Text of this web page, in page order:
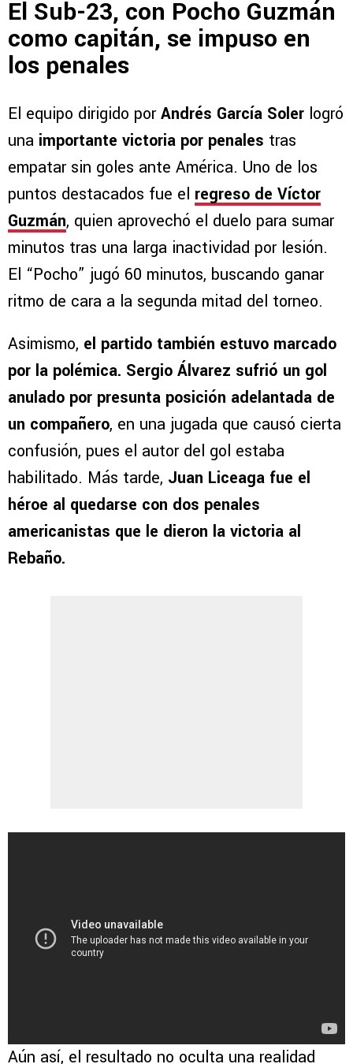
El Sub-23, con Pocho Guzmán
como capitán, se impuso en
los penales
El equipo dirigido porAndrés García Soler logró
una importante victoria por penales tras
empatar sin goles ante América. Uno de los
puntos destacados fue el regreso de Víctor
Guzmán, quien aprovechó el duelo para sumar
minutos tras una larga inactividad por lesión.
El “Pocho” jugó 60 minutos, buscando ganar
ritmo de cara a la segunda mitad del torneo.
Asimismo, el partido también estuvo marcado
por la polémica. Sergio Álvarez sufrió un gol
anulado por presunta posición adelantada de
un compañero, en una jugada que causó cierta
confusión, pues el autor del gol estaba
habilitado. Más tarde, Juan Liceaga fue el
héroe al quedarse con dos penales
americanistas que le dieron la victoria al
Rebaño.
Aún así, el resultado no oculta una realidad